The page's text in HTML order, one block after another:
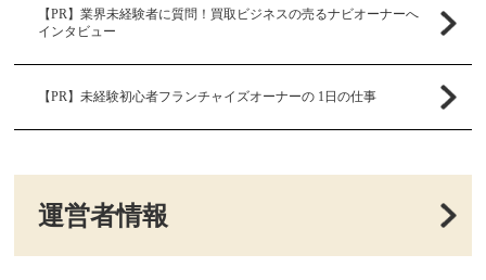
【PR】業界未経験者に質問！買取ビジネスの売るナビオーナーへ
インタビュー
【PR】未経験初心者フランチャイズオーナーの 1日の仕事
運営者情報